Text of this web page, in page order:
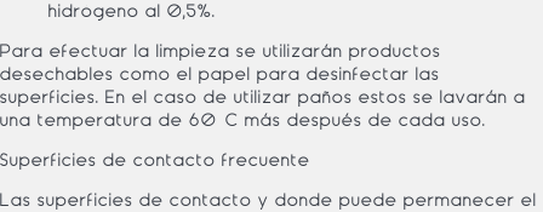
hidrógeno al 0,5%.
Para efectuar la limpieza se utilizarán productos
desechables como el papel para desinfectar las
superficies. En el caso de utilizar paños estos se lavarán a
una temperatura de 60ºC más después de cada uso.
Superficies de contacto frecuente
Las superficies de contacto y donde puede permanecer el